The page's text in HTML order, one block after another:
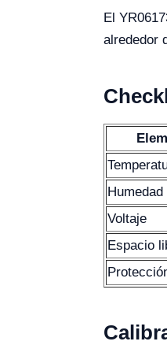
El
alrededor
Humedad
Voltaje
Espacio